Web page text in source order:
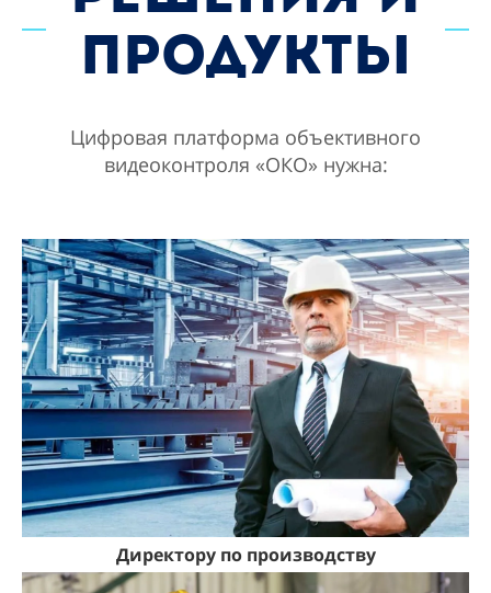
ПРОДУКТЫ
Цифровая платформа объективного
видеоконтроля «ОКО» нужна:
Директору по производству